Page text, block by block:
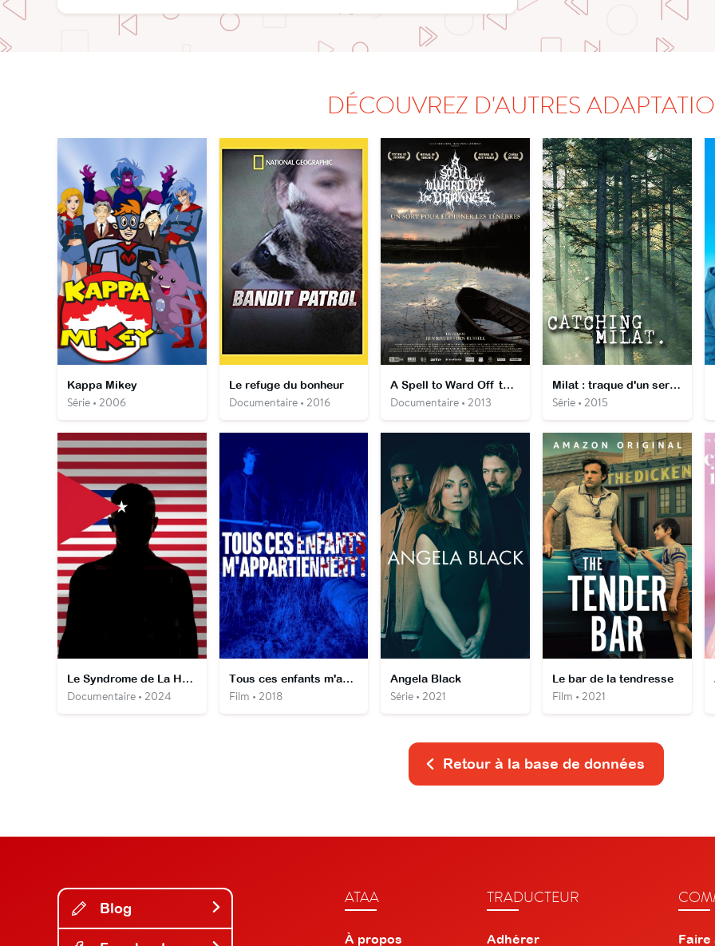
DÉCOUVREZ D'AUTRES
Kappa Mikey
Série • 2006
Le refuge du bonheur
Documentaire • 2016
A Spell to Ward Off the Darkness
Documentaire • 2013
Milat : traque d'un serial killer
Série • 2015
Le Syndrome de La Havane - Menace sur l'Amérique
Documentaire • 2024
Tous ces enfants m'appartiennent
Film • 2018
Angela Black
Série • 2021
Le bar de la tendresse
Film • 2021
Retour à la base de données
Blog
ATAA
À propos
TRADUCTEUR
Adhérer